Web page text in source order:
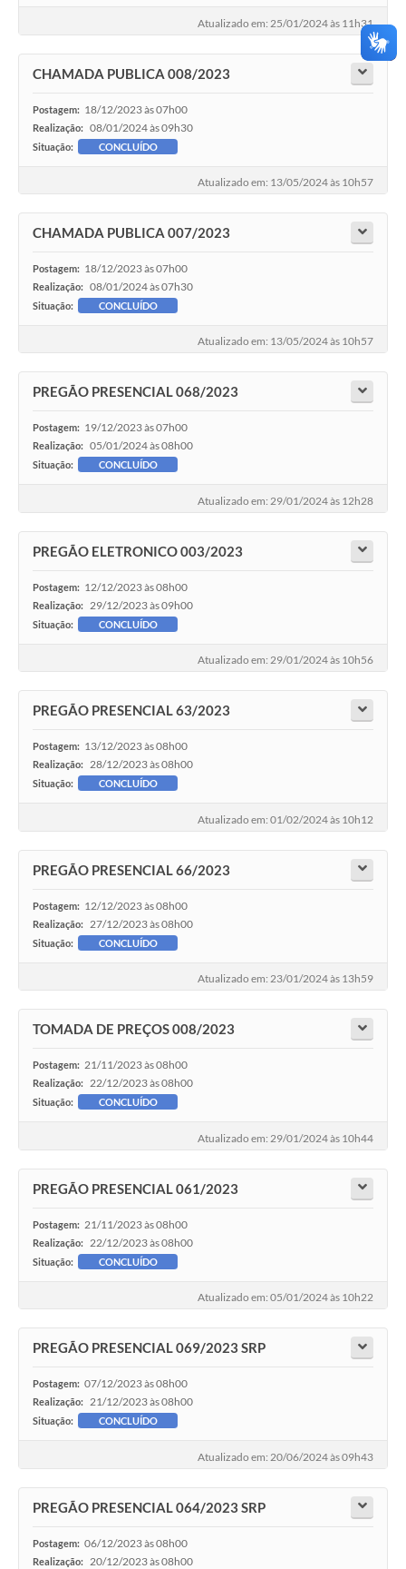
Atualizado em: 25/01/2024 às 11h31
CHAMADA PUBLICA 008/2023
Postagem: 18/12/2023 às 07h00
Realização: 08/01/2024 às 09h30
Situação: CONCLUÍDO
Atualizado em: 13/05/2024 às 10h57
CHAMADA PUBLICA 007/2023
Postagem: 18/12/2023 às 07h00
Realização: 08/01/2024 às 07h30
Situação: CONCLUÍDO
Atualizado em: 13/05/2024 às 10h57
PREGÃO PRESENCIAL 068/2023
Postagem: 19/12/2023 às 07h00
Realização: 05/01/2024 às 08h00
Situação: CONCLUÍDO
Atualizado em: 29/01/2024 às 12h28
PREGÃO ELETRONICO 003/2023
Postagem: 12/12/2023 às 08h00
Realização: 29/12/2023 às 09h00
Situação: CONCLUÍDO
Atualizado em: 29/01/2024 às 10h56
PREGÃO PRESENCIAL 63/2023
Postagem: 13/12/2023 às 08h00
Realização: 28/12/2023 às 08h00
Situação: CONCLUÍDO
Atualizado em: 01/02/2024 às 10h12
PREGÃO PRESENCIAL 66/2023
Postagem: 12/12/2023 às 08h00
Realização: 27/12/2023 às 08h00
Situação: CONCLUÍDO
Atualizado em: 23/01/2024 às 13h59
TOMADA DE PREÇOS 008/2023
Postagem: 21/11/2023 às 08h00
Realização: 22/12/2023 às 08h00
Situação: CONCLUÍDO
Atualizado em: 29/01/2024 às 10h44
PREGÃO PRESENCIAL 061/2023
Postagem: 21/11/2023 às 08h00
Realização: 22/12/2023 às 08h00
Situação: CONCLUÍDO
Atualizado em: 05/01/2024 às 10h22
PREGÃO PRESENCIAL 069/2023 SRP
Postagem: 07/12/2023 às 08h00
Realização: 21/12/2023 às 08h00
Situação: CONCLUÍDO
Atualizado em: 20/06/2024 às 09h43
PREGÃO PRESENCIAL 064/2023 SRP
Postagem: 06/12/2023 às 08h00
Realização: 20/12/2023 às 08h00